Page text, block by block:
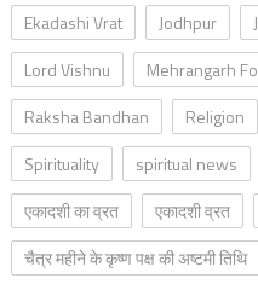
Ekadashi Vrat
Jodhpur
Lord Vishnu
Mehrangarh
Raksha Bandhan
Religion
Spirituality
spiritual news
एकादशी का व्रत
एकादशी व्रत
चैत्र महीने के कृष्ण पक्ष की अष्टमी तिथि